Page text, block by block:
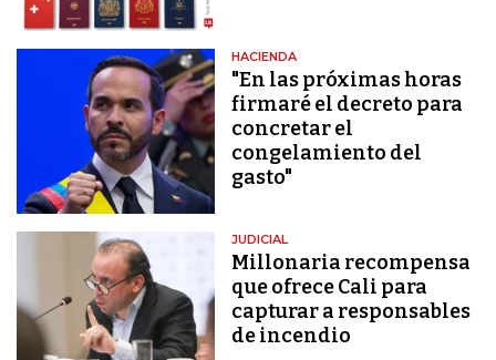
HACIENDA
"En las próximas horas
firmaré el decreto para
concretar el
congelamiento del
gasto"
JUDICIAL
Millonaria recompensa
que ofrece Cali para
capturar a responsables
de incendio